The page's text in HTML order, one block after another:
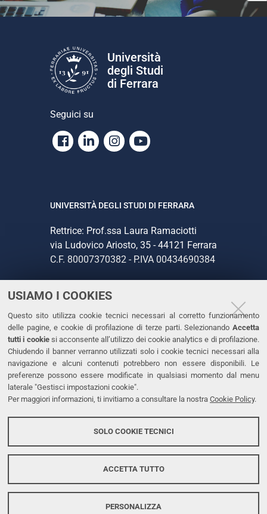
USIAMO I COOKIES
Questo sito utilizza cookie tecnici necessari al corretto funzionamento
delle pagine, e cookie di profilazione di terze parti. Selezionando Accetta
tutti i cookiesi acconsente all’utilizzo dei cookie analytics e di profilazione.
Chiudendo il banner verranno utilizzati solo i cookie tecnici necessari alla
navigazione e alcuni contenuti potrebbero non essere disponibili. Le
preferenze possono essere modificate in qualsiasi momento dal menu
laterale "Gestisci impostazioni cookie".
Per maggiori informazioni, ti invitiamo a consultare la nostra Cookie Policy.
SOLO COOKIE TECNICI
ACCETTA TUTTO
PERSONALIZZA
Università
degli Studi
di Ferrara
Seguici su
Facebook
LinkedinInstagram
Youtube
UNIVERSITÀ DEGLI STUDI DI FERRARA
Rettrice: Prof.ssa Laura Ramaciotti
via Ludovico Ariosto, 35 - 44121 Ferrara
C.F. 80007370382 - P.IVA 00434690384
CONTATTI
Tel. +39 0532 293111
Fax. +39 0532 293031
PEC
LINKS
Dichiarazione di accessibilità
Protezione dati personali